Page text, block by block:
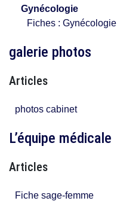
Gynécologie
Fiches : Gynécologie
galerie photos
Articles
photos cabinet
L’équipe médicale
Articles
Fiche sage-femme